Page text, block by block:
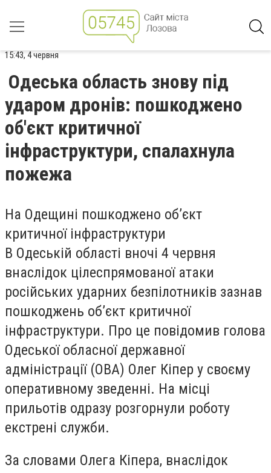
15:43, 4 червня
Одеська область знову під
ударом дронів: пошкоджено
об'єкт критичної
інфраструктури, спалахнула
пожежа
На Одещині пошкоджено обʼєкт
критичної інфраструктури
В Одеській області вночі 4 червня
внаслідок цілеспрямованої атаки
російських ударних безпілотників зазнав
пошкоджень обʼєкт критичної
інфраструктури. Про це повідомив голова
Одеської обласної державної
адміністрації (ОВА) Олег Кіпер у своєму
оперативному зведенні. На місці
прильотів одразу розгорнули роботу
екстрені служби.
За словами Олега Кіпера, внаслідок